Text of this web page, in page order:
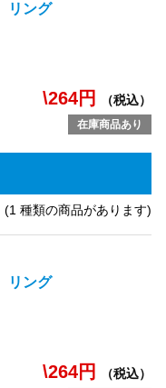
リング
\264円 （税込）
在庫商品あり
(1 種類の商品があります)
リング
\264円 （税込）